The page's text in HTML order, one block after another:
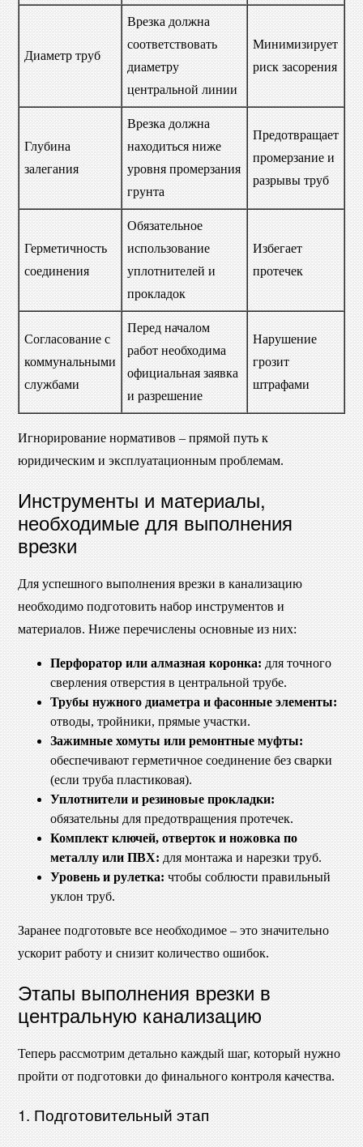
Диаметр труб
Врезка должна
соответствовать
диаметру
центральной линии
Минимизирует
риск засорения
Глубина
залегания
Врезка должна
находиться ниже
уровня промерзания
грунта
Предотвращает
промерзание и
разрывы труб
Герметичность
соединения
Обязательное
использование
уплотнителей и
прокладок
Избегает
протечек
Согласование с
коммунальными
службами
Перед началом
работ необходима
официальная заявка
и разрешение
Нарушение
грозит
штрафами
Игнорирование нормативов – прямой путь к
юридическим и эксплуатационным проблемам.
Инструменты и материалы,
необходимые для выполнения
врезки
Для успешного выполнения врезки в канализацию
необходимо подготовить набор инструментов и
материалов. Ниже перечислены основные из них:
Перфоратор или алмазная коронка: для точного
сверления отверстия в центральной трубе.
Трубы нужного диаметра и фасонные элементы:
отводы, тройники, прямые участки.
Зажимные хомуты или ремонтные муфты:
обеспечивают герметичное соединение без сварки
(если труба пластиковая).
Уплотнители и резиновые прокладки:
обязательны для предотвращения протечек.
Комплект ключей, отверток и ножовка по
металлу или ПВХ: для монтажа и нарезки труб.
Уровень и рулетка: чтобы соблюсти правильный
уклон труб.
Заранее подготовьте все необходимое – это значительно
ускорит работу и снизит количество ошибок.
Этапы выполнения врезки в
центральную канализацию
Теперь рассмотрим детально каждый шаг, который нужно
пройти от подготовки до финального контроля качества.
1. Подготовительный этап